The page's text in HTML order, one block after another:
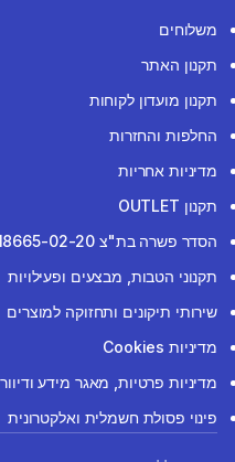
משלוחים
תקנון האתר
תקנון מועדון לקוחות
החלפות והחזרות
מדיניות אחריות
תקנון OUTLET
הסדר פשרה בת"צ 18665-02-20
תקנוני הטבות, מבצעים ופעילויות
שירותי תיקונים ותחזוקה למוצרים
מדיניות Cookies
מדיניות פרטיות, מאגר מידע
פינוי פסולת חשמלית ואלקטרונית